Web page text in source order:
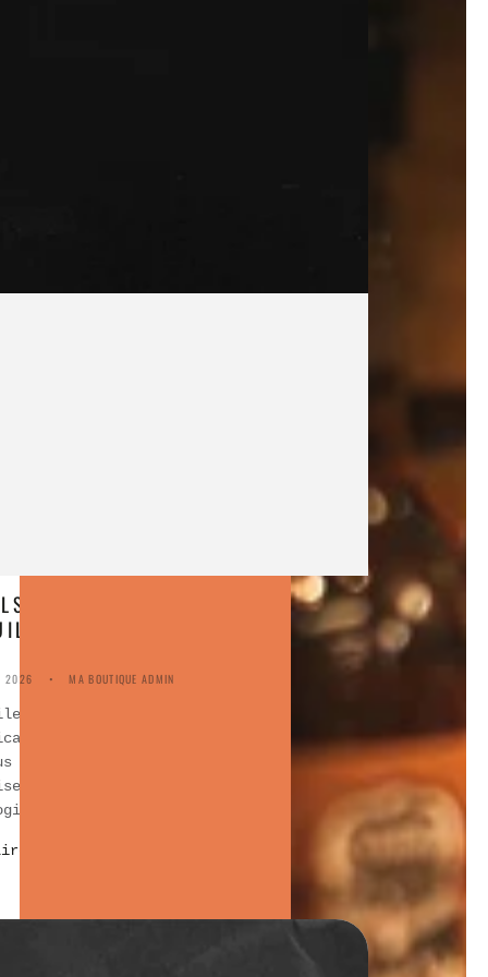
SONT LES BIENFAITS DE
DE CARTHAME POUR LA BARBE
2026 MA BOUTIQUE ADMIN
de carthame, souvent reconnue pour ses
en cuisine, détient également des
remarquables pour le soin de la barbe.
des huiles végétales pures et
présente une...
la suite